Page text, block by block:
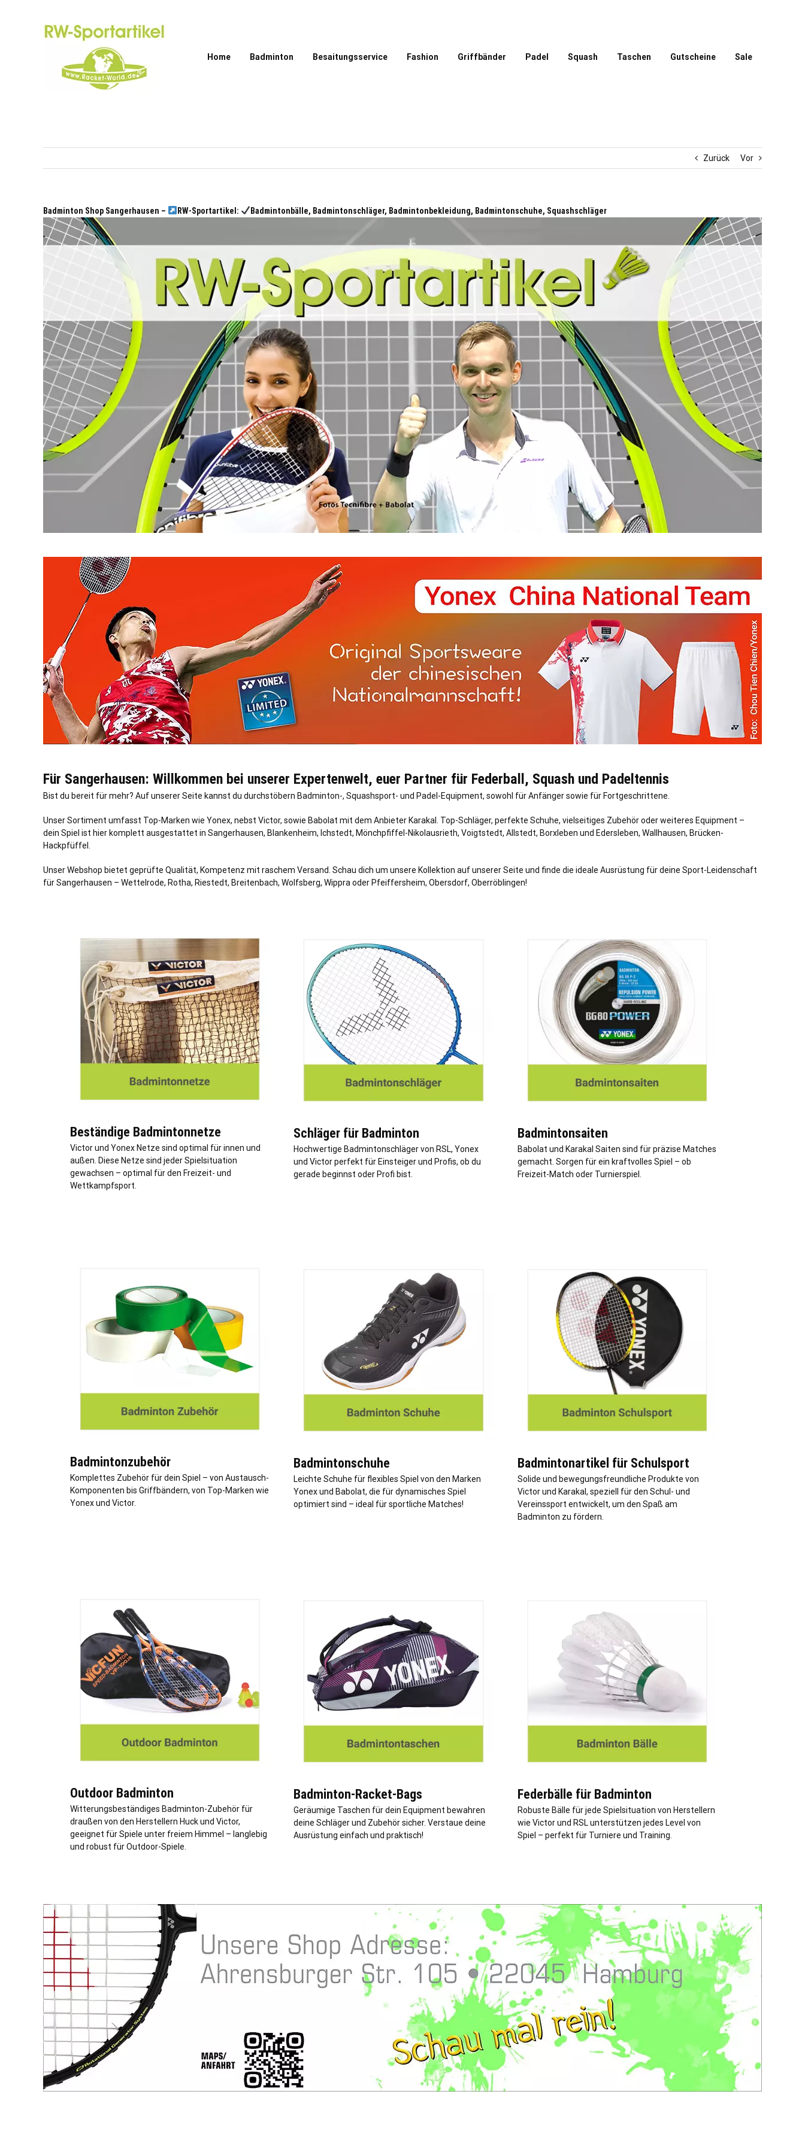
Home Badminton Besaitungsservice Fashion Griffbänder Padel Squash Taschen Gutscheine Sale
Zurück Vor
Badminton Shop Sangerhausen – RW-Sportartikel: Badmintonbälle, Badmintonschläger, Badmintonbekleidung, Badmintonschuhe, Squashschläger
Für Sangerhausen: Willkommen bei unserer Expertenwelt, euer Partner für Federball, Squash und Padeltennis
Bist du bereit für mehr? Auf unserer Seite kannst du durchstöbern Badminton-, Squashsport- und Padel-Equipment, sowohl für Anfänger sowie für Fortgeschrittene.
Unser Sortiment umfasst Top-Marken wie Yonex, nebst Victor, sowie Babolat mit dem Anbieter Karakal. Top-Schläger, perfekte Schuhe, vielseitiges Zubehör oder weiteres Equipment –
dein Spiel ist hier komplett ausgestattet in Sangerhausen, Blankenheim, Ichstedt, Mönchpfiffel-Nikolausrieth, Voigtstedt, Allstedt, Borxleben und Edersleben, Wallhausen, Brücken-
Hackpfüffel.
Unser Webshop bietet geprüfte Qualität, Kompetenz mit raschem Versand. Schau dich um unsere Kollektion auf unserer Seite und finde die ideale Ausrüstung für deine Sport-Leidenschaft
für Sangerhausen – Wettelrode, Rotha, Riestedt, Breitenbach, Wolfsberg, Wippra oder Pfeiffersheim, Obersdorf, Oberröblingen!
Beständige Badmintonnetze
Victor und Yonex Netze sind optimal für innen und
außen. Diese Netze sind jeder Spielsituation
gewachsen – optimal für den Freizeit- und
Wettkampfsport.
Schläger für Badminton
Hochwertige Badmintonschläger von RSL, Yonex
und Victor perfekt für Einsteiger und Profis, ob du
gerade beginnst oder Profi bist.
Badmintonsaiten
Babolat und Karakal Saiten sind für präzise Matches
gemacht. Sorgen für ein kraftvolles Spiel – ob
Freizeit-Match oder Turnierspiel.
Badmintonzubehör
Komplettes Zubehör für dein Spiel – von Austausch-
Komponenten bis Griffbändern, von Top-Marken wie
Yonex und Victor.
Badmintonschuhe
Leichte Schuhe für flexibles Spiel von den Marken
Yonex und Babolat, die für dynamisches Spiel
optimiert sind – ideal für sportliche Matches!
Badmintonartikel für Schulsport
Solide und bewegungsfreundliche Produkte von
Victor und Karakal, speziell für den Schul- und
Vereinssport entwickelt, um den Spaß am
Badminton zu fördern.
Outdoor Badminton
Witterungsbeständiges Badminton-Zubehör für
draußen von den Herstellern Huck und Victor,
geeignet für Spiele unter freiem Himmel – langlebig
und robust für Outdoor-Spiele.
Badminton-Racket-Bags
Geräumige Taschen für dein Equipment bewahren
deine Schläger und Zubehör sicher. Verstaue deine
Ausrüstung einfach und praktisch!
Federbälle für Badminton
Robuste Bälle für jede Spielsituation von Herstellern
wie Victor und RSL unterstützen jedes Level von
Spiel – perfekt für Turniere und Training.